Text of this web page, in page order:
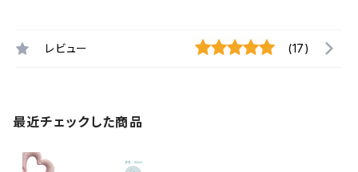
レビュー (17)
最近チェックした商品